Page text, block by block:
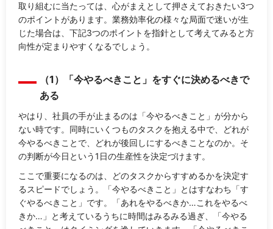
取り組むに当たっては、心がまえとして押さえておきたい3つ
のポイントがあります。業務効率化の様々な局面で迷いが生
じた場合は、下記3つのポイントを指針として考えてみると方
向性が定まりやすくなるでしょう。
（1）「今やるべきこと」をすぐに決めるべきで
ある
やはり、社員の手が止まるのは「今やるべきこと」が分から
ない時です。同時にいくつものタスクを抱える中で、どれが
今やるべきことで、どれが後回しにするべきことなのか。そ
の判断が今日という1日の生産性を決定づけます。
ここで重要になるのは、どのタスクからすすめるかを決定す
るスピードでしょう。「今やるべきこと」とはすなわち「す
ぐやるべきこと」です。「あれをやるべきか…これをやるべ
きか…」と考えているうちに時間はみるみる過ぎ、「今やる